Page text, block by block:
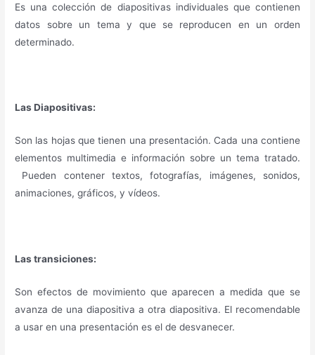
Es una colección de diapositivas individuales que contienen
datos sobre un tema y que se reproducen en un orden
determinado.
Las Diapositivas:
Son las hojas que tienen una presentación. Cada una contiene
elementos multimedia e información sobre un tema tratado.
Pueden contener textos, fotografías, imágenes, sonidos,
animaciones, gráficos, y vídeos.
Las transiciones:
Son efectos de movimiento que aparecen a medida que se
avanza de una diapositiva a otra diapositiva. El recomendable
a usar en una presentación es el de desvanecer.